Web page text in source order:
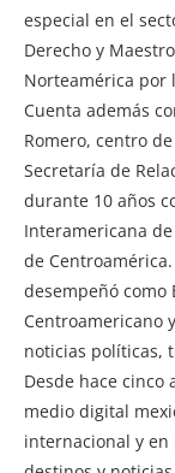
especial en el
Derecho y
Norteamérica por
Cuenta además
Romero, centro
Secretaría de
durante 10 años
Interamericana
de
desempeñó como
Centroamericano
noticias políticas,
Desde hace cinco
medio digital
internacional y